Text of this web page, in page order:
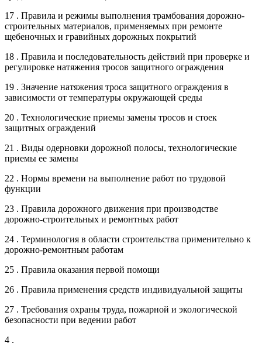
17 . Правила и режимы выполнения трамбования дорожно-
строительных материалов, применяемых при ремонте
щебеночных и гравийных дорожных покрытий
18 . Правила и последовательность действий при проверке и
регулировке натяжения тросов защитного ограждения
19 . Значение натяжения троса защитного ограждения в
зависимости от температуры окружающей среды
20 . Технологические приемы замены тросов и стоек
защитных ограждений
21 . Виды одерновки дорожной полосы, технологические
приемы ее замены
22 . Нормы времени на выполнение работ по трудовой
функции
23 . Правила дорожного движения при производстве
дорожно-строительных и ремонтных работ
24 . Терминология в области строительства применительно к
дорожно-ремонтным работам
25 . Правила оказания первой помощи
26 . Правила применения средств индивидуальной защиты
27 . Требования охраны труда, пожарной и экологической
безопасности при ведении работ
4 .